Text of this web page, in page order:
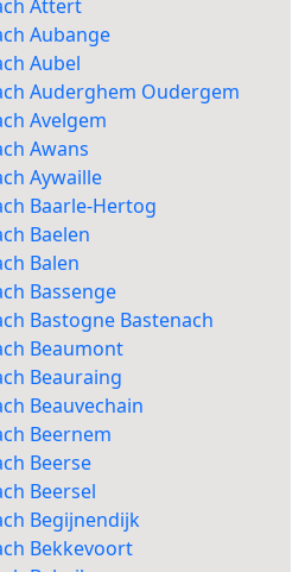
Attert
Aubange
Aubel
Auderghem Oudergem
Avelgem
Awans
Aywaille
Baarle-Hertog
Baelen
Balen
Bassenge
Bastogne Bastenach
Beaumont
Beauraing
Beauvechain
Beernem
Beerse
Beersel
Begijnendijk
Bekkevoort